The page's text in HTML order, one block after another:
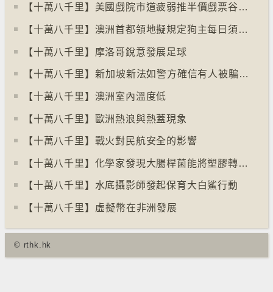
【十萬八千里】美國戲院市道疲弱推半價戲票谷生意
【十萬八千里】澳洲首都領地擬規定狗主每日須陪狗隻三小時
【十萬八千里】摩洛哥銳意發展足球
【十萬八千里】⁠新加坡新法如警方確信有人被騙可凍結其戶口
【十萬八千里】澳洲室內溫度低
【十萬八千里】歐洲熱浪與熱蓋現象
【十萬八千里】戰火對民航安全的影響
【十萬八千里】化學家發現大腸桿菌能將塑膠轉化為止痛藥
【十萬八千里】水底攝影師發起保育大白鯊行動
【十萬八千里】⁠虛擬幣在非洲發展
© rthk.hk